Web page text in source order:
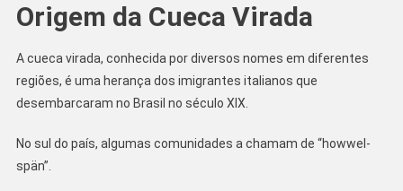
Origem da Cueca Virada
A cueca virada, conhecida por diversos nomes em diferentes
regiões, é uma herança dos imigrantes italianos que
desembarcaram no Brasil no século XIX.
No sul do país, algumas comunidades a chamam de “howwel-
spän”.